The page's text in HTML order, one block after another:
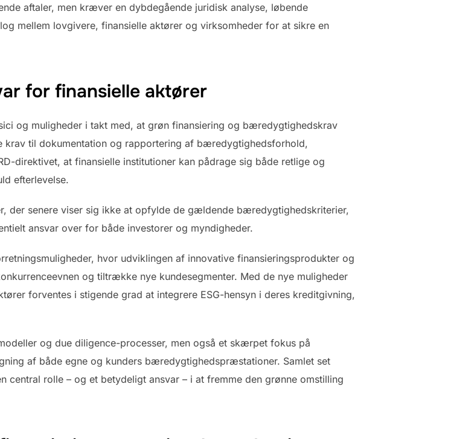
aftaler, men kræver en dybdegående juridisk analyse, løbende
mellem lovgivere, finansielle aktører og virksomheder for at sikre en
for finansielle aktører
og muligheder i takt med, at grøn finansiering og bæredygtighedskrav
til dokumentation og rapportering af bæredygtighedsforhold,
direktivet, at finansielle institutioner kan pådrage sig både retlige og
efterlevelse.
der senere viser sig ikke at opfylde de gældende bæredygtighedskriterier,
ansvar over for både investorer og myndigheder.
hvor udviklingen af innovative finansieringsprodukter og
og tiltrække nye kundesegmenter. Med de nye muligheder
forventes i stigende grad at integrere ESG-hensyn i deres kreditgivning,
og due diligence-processer, men også et skærpet fokus på
af både egne og kunders bæredygtighedspræstationer. Samlet set
central rolle – og et betydeligt ansvar – i at fremme den grønne omstilling